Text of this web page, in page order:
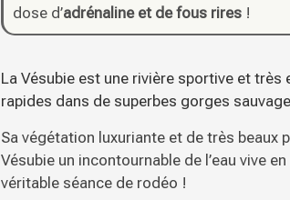
dose d’adrénaline et de fous rires!
La Vésubie est une rivière sportive et
rapides dans de superbes gorges
Sa végétation luxuriante et de très beaux
Vésubie un incontournable de l’eau vive
véritable séance de rodéo !